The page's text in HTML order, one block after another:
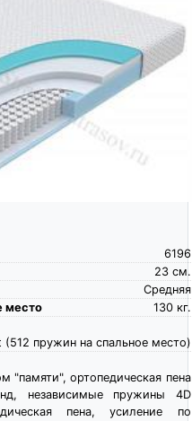
6196
см.
23
Средняя
место
кг.
130
пружин на спальное место)
"памяти", ортопедическая пена
независимые пружины 4D
пена, усиление по